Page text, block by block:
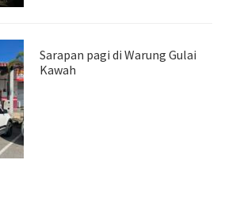
Sarapan pagi di Warung Gulai
Kawah